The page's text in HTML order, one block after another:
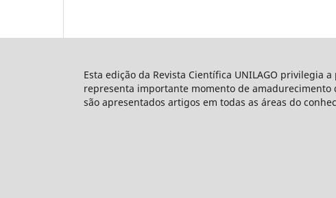
Esta edição da Revista Científica UNILAGO privilegia
representa importante momento de
são apresentados artigos em todas as áreas do